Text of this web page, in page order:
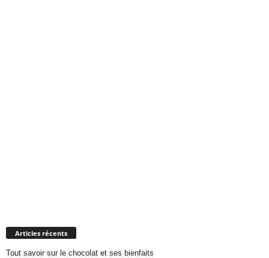
Articles récents
Tout savoir sur le chocolat et ses bienfaits